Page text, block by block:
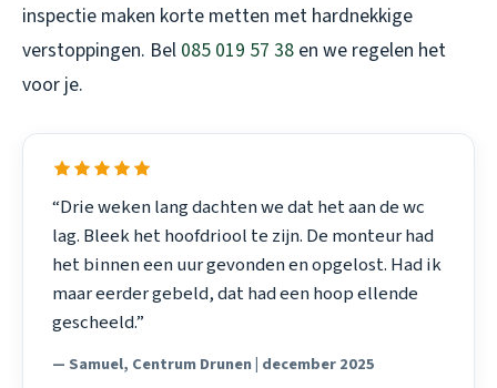
inspectie maken korte metten met hardnekkige
verstoppingen. Bel 085 019 57 38 en we regelen het
voor je.
“Drie weken lang dachten we dat het aan de wc
lag. Bleek het hoofdriool te zijn. De monteur had
het binnen een uur gevonden en opgelost. Had ik
maar eerder gebeld, dat had een hoop ellende
gescheeld.”
— Samuel, Centrum Drunen | december 2025